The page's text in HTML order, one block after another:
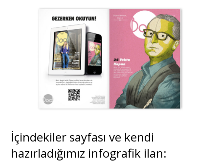
İçindekiler sayfası ve kendi
hazırladığımız infografik ilan: